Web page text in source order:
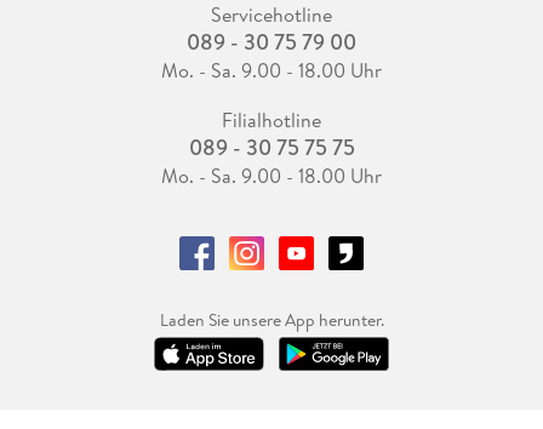
Servicehotline
089 - 30 75 79 00
Mo. - Sa. 9.00 - 18.00 Uhr
Filialhotline
089 - 30 75 75 75
Mo. - Sa. 9.00 - 18.00 Uhr
Laden Sie unsere App herunter.